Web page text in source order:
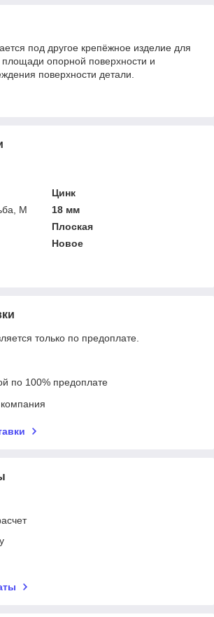
под другое крепёжное изделие для
опорной поверхности и
поверхности детали.
Цинк
М
18 мм
Плоская
Новое
только по предоплате.
по 100% предоплате